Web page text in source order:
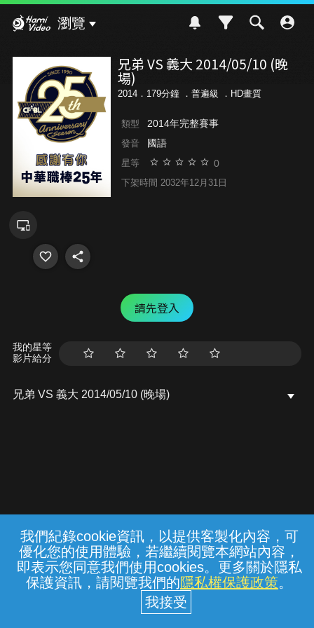
我們紀錄cookie資訊，以提供客製化內容，可
優化您的使用體驗，若繼續閱覽本網站內容，
即表示您同意我們使用cookies。更多關於隱私
保護資訊，請閱覽我們的隱私權保護政策。
瀏覽
兄弟 VS 義大 2014/05/10 (晚
場)
2014．179分鐘 ． 普遍級 ．HD畫質
類型 2014年完整賽事
發音 國語
星等 0
下架時間 2032年12月31日
請先登入
我的星等
影片給分
兄弟 VS 義大 2014/05/10 (晚場)
常見問題 線上客服 服務條款 隱私權保護
中華電信股份有限公司個人家庭分公司
(統一編號：96979949) © 2026
{{notifyMsg}}